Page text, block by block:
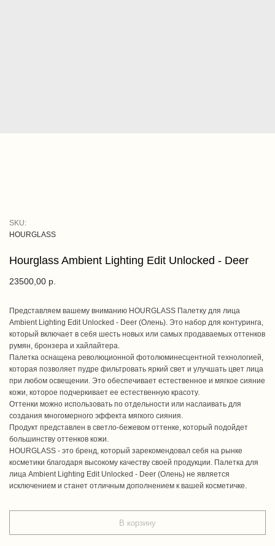
Hourglass Ambient Lighting Edit Unlocked - Deer
HOURGLASS
SKU:
23500,00 р.
В корзину
Представляем вашему вниманию HOURGLASS Палетку для лица
Ambient Lighting Edit Unlocked - Deer (Олень). Это набор для контуринга,
который включает в себя шесть новых или самых продаваемых оттенков
румян, бронзера и хайлайтера.
Палетка оснащена революционной фотолюминесцентной технологией,
которая позволяет пудре фильтровать яркий свет и улучшать цвет лица
при любом освещении. Это обеспечивает естественное и мягкое сияние
кожи, которое подчеркивает ее естественную красоту.
Оттенки можно использовать по отдельности или наслаивать для
создания многомерного эффекта мягкого сияния.
Продукт представлен в светло-бежевом оттенке, который подойдет
большинству оттенков кожи.
HOURGLASS - это бренд, который зарекомендовал себя на рынке
косметики благодаря высокому качеству своей продукции. Палетка для
лица Ambient Lighting Edit Unlocked - Deer (Олень) не является
исключением и станет отличным дополнением к вашей косметичке.